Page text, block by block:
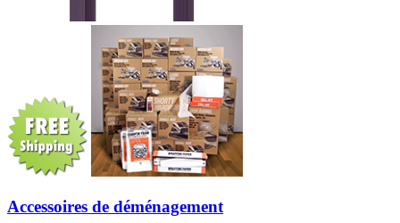
Accessoires de déménagement